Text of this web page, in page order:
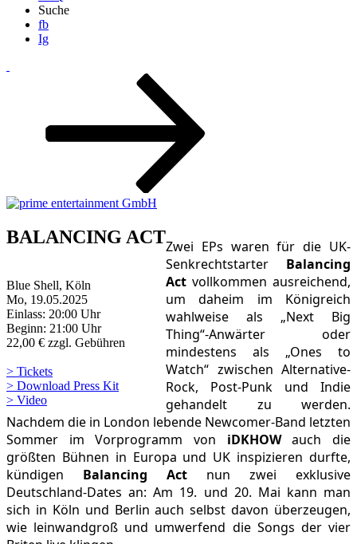
Suche
fb
Ig
BALANCING ACT
Blue Shell, Köln
Mo, 19.05.2025
Einlass: 20:00 Uhr
Beginn: 21:00 Uhr
22,00 € zzgl. Gebühren
> Tickets
> Download Press Kit
> Video
Zwei EPs waren für die UK-
Senkrechtstarter Balancing
Act vollkommen ausreichend,
um daheim im Königreich
wahlweise als „Next Big
Thing“-Anwärter oder
mindestens als „Ones to
Watch“ zwischen Alternative-
Rock, Post-Punk und Indie
gehandelt zu werden.
Nachdem die in London lebende Newcomer-Band letzten
Sommer im Vorprogramm von iDKHOWauch die
größten Bühnen in Europa und UK inspizieren durfte,
kündigen Balancing Act nun zwei exklusive
Deutschland-Dates an: Am 19. und 20. Mai kann man
sich in Köln und Berlin auch selbst davon überzeugen,
wie leinwandgroß und umwerfend die Songs der vier